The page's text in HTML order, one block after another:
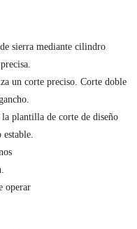
sierra mediante cilindro
un corte preciso. Corte doble
plantilla de corte de diseño
estable.
operar